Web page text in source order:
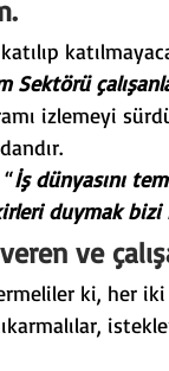
izlemeyi
İş dünyasını
duymak
ve
ki, her